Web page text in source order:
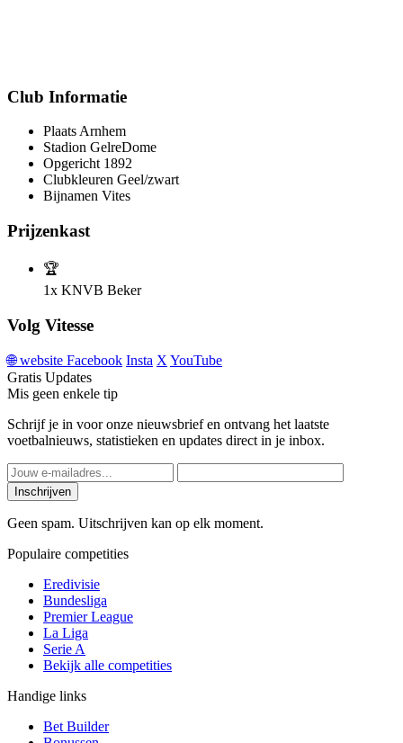
Club Informatie
PlaatsArnhem
Stadion GelreDome
Opgericht 1892
Clubkleuren Geel/zwart
Bijnamen Vites
Prijzenkast
🏆
1x KNVB Beker
Volg Vitesse
🌐 website Facebook Insta X YouTube
Gratis Updates
Mis geen enkele tip
Schrijf je in voor onze nieuwsbrief en ontvang het laatste
voetbalnieuws, statistieken en updates direct in je inbox.
Inschrijven
Geen spam. Uitschrijven kan op elk moment.
Populaire competities
Eredivisie
Bundesliga
Premier League
La Liga
Serie A
Bekijk alle competities
Handige links
Bet Builder